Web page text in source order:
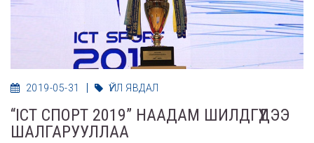
2019-05-31 ҮЙЛ ЯВДАЛ
“ICT СПОРТ 2019” НААДАМ ШИЛДГҮҮДЭЭ
ШАЛГАРУУЛЛАА